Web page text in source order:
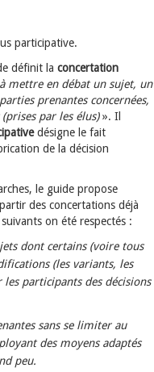
participative.
définit la concertation
mettre en débat un sujet, un
prenantes concernées,
par les élus)». Il
désigne le fait
de la décision
le guide propose
des concertations déjà
on été respectés :
dont certains (voire tous
(les variants, les
participants des décisions
sans se limiter au
des moyens adaptés
peu.